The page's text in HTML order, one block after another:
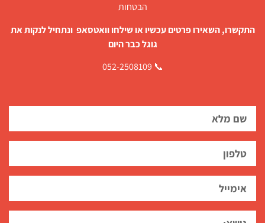
הבטחות
התקשרו, השאירו פרטים עכשיו או שילחו וואטסאפ ונתחיל לנקות את
גוגל כבר היום
📞 052-2508109